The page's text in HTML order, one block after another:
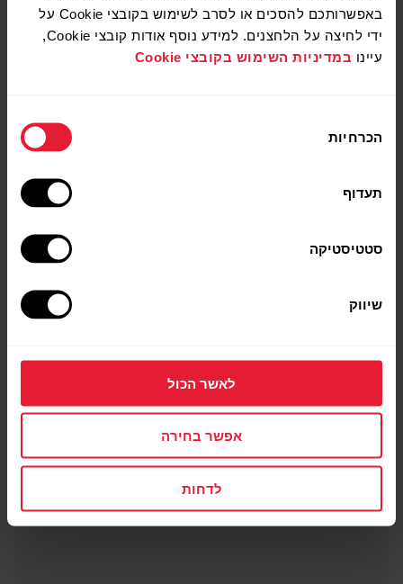
באפשרותכם להסכים או לסרב לשימוש בקובצי Cookie על
עיינו במדיניות השימוש בקובצי Cookie
הסכמה
הכרחיות
תעדוף
סטטיסטיקה
שיווק
לאשר הכול
אפשר בחירה
לדחות